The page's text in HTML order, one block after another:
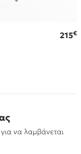
215€
να λαμβάνεται